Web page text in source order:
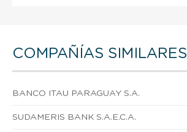
COMPAÑÍAS SIMILARES
BANCO ITAU PARAGUAY S.A.
SUDAMERIS BANK S.A.E.C.A.